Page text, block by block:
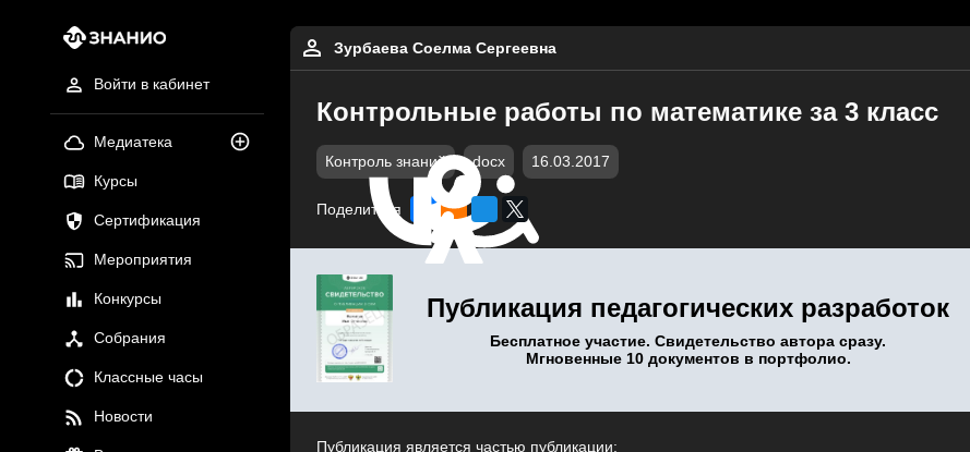
Войти в кабинет
Медиатека
Курсы
Сертификация
Мероприятия
Конкурсы
Собрания
Классные часы
Новости
Зурбаева Соелма Сергеевна
Контрольные работы по математике за 3 класс
Контроль знаний docx 16.03.2017
Поделиться
Публикация педагогических разработок
Бесплатное участие. Свидетельство автора сразу.
Мгновенные 10 документов в портфолио.
Публикация является частью публикации: